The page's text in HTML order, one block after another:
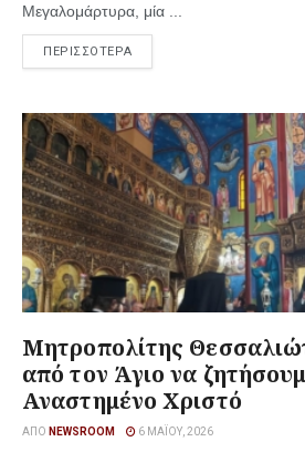
Μεγαλομάρτυρα, μία ...
ΠΕΡΙΣΣΟΤΕΡΑ
Μητροπολίτης
από τον Άγιο να
Αναστημένο Χριστό
ΑΠΌ NEWSROOM 6 ΜΑΪ́ΟΥ, 2026